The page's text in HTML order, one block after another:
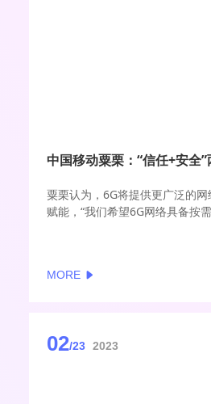
粟栗认为，6G将提供更广泛的
赋能，“我们希望6G网络具备按
现6G安全的开放、灵活、按需，
MORE
02/23 2023